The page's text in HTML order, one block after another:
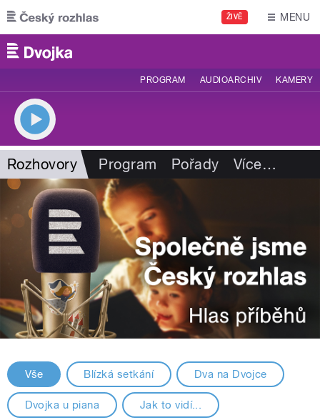
Přejít k hlavnímu obsahu
ŽIVĚ MENU
PROGRAM AUDIOARCHIV KAMERY
Rozhovory Program Pořady Více…
Vše Blízká setkání Dva na Dvojce
Dvojka u piana Jak to vidí...